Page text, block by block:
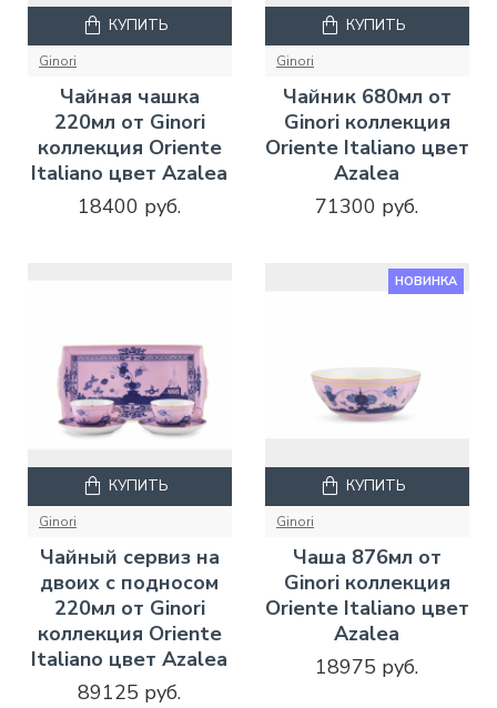
Ginori
Чайная чашка
220мл от Ginori
коллекция Oriente
Italiano цвет Azalea
18400 руб.
КУПИТЬ
Ginori
Чайник 680мл от
Ginori коллекция
Oriente Italiano цвет
Azalea
71300 руб.
КУПИТЬ
Ginori
Чайный сервиз на
двоих с подносом
220мл от Ginori
коллекция Oriente
Italiano цвет Azalea
89125 руб.
КУПИТЬ
НОВИНКА
Ginori
Чаша 876мл от
Ginori коллекция
Oriente Italiano цвет
Azalea
18975 руб.
КУПИТЬ